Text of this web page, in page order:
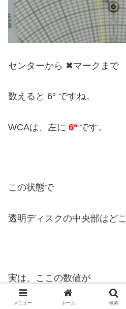
センターから ✖︎マークまで
数えると 6° ですね。
WCAは、左に 6° です。
この状態で
透明ディスクの中央部はど
実は、ここの数値が
メニュー ホーム 検索